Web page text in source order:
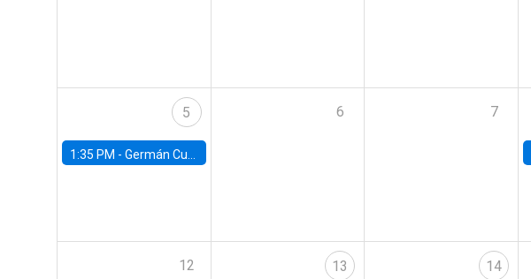
5
1:35 PM - Germán Cubas, University of Houston
6 7
12 13 14